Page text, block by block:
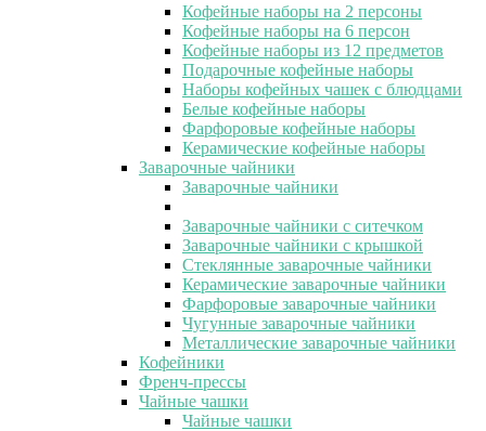
Кофейные наборы на 2 персоны
Кофейные наборы на 6 персон
Кофейные наборы из 12 предметов
Подарочные кофейные наборы
Наборы кофейных чашек с блюдцами
Белые кофейные наборы
Фарфоровые кофейные наборы
Керамические кофейные наборы
Заварочные чайники
Заварочные чайники
Заварочные чайники с ситечком
Заварочные чайники с крышкой
Стеклянные заварочные чайники
Керамические заварочные чайники
Фарфоровые заварочные чайники
Чугунные заварочные чайники
Металлические заварочные чайники
Кофейники
Френч-прессы
Чайные чашки
Чайные чашки